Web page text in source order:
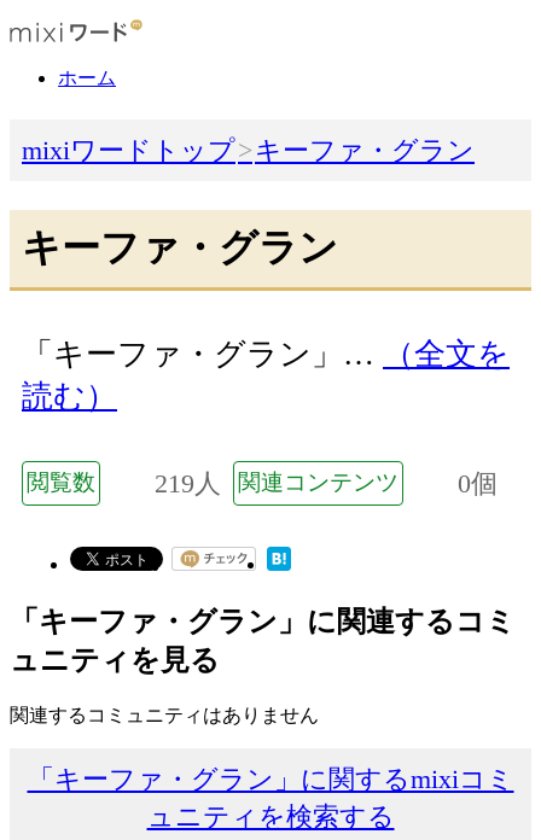
ホーム
mixiワードトップ キーファ・グラン
キーファ・グラン
「キーファ・グラン」…
（全文を
読む）
閲覧数 219人 関連コンテンツ 0個
「キーファ・グラン」に関連するコミ
ュニティを見る
関連するコミュニティはありません
「キーファ・グラン」に関するmixiコミ
ュニティを検索する